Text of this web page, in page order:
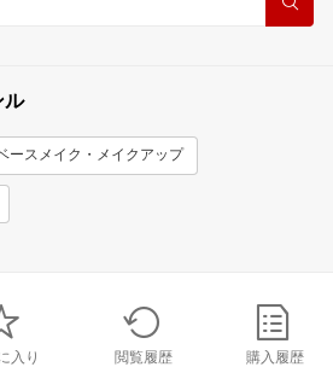
ル
ースメイク・メイクアップ
入り 閲覧履歴 購入履歴